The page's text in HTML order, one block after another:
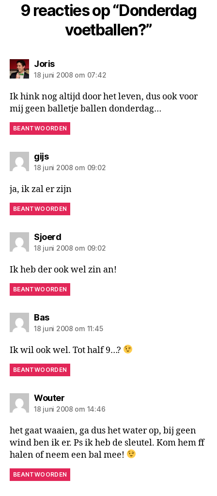
9 reacties op “Donderdag
voetballen?”
Joriszegt:
18 juni 2008 om 07:42
Ik hink nog altijd door het leven, dus ook voor
mij geen balletje ballen donderdag…
BEANTWOORDEN
gijszegt:
18 juni 2008 om 09:02
ja, ik zal er zijn
BEANTWOORDEN
Sjoerdzegt:
18 juni 2008 om 09:02
Ik heb der ook wel zin an!
BEANTWOORDEN
Baszegt:
18 juni 2008 om 11:45
Ik wil ook wel. Tot half 9…?
BEANTWOORDEN
Wouterzegt:
18 juni 2008 om 14:46
het gaat waaien, ga dus het water op, bij geen
wind ben ik er. Ps ik heb de sleutel. Kom hem ff
halen of neem een bal mee!
BEANTWOORDEN